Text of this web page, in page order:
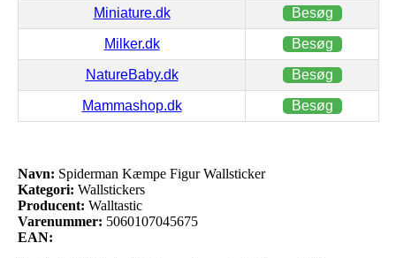
Miniature.dk Besøg
Milker.dk Besøg
NatureBaby.dk Besøg
Mammashop.dk Besøg
Navn: Spiderman Kæmpe Figur Wallsticker
Kategori: Wallstickers
Producent: Walltastic
Varenummer: 5060107045675
EAN: